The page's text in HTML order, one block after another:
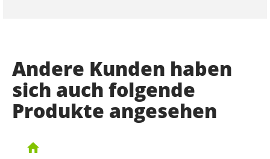
Andere Kunden haben
sich auch folgende
Produkte angesehen